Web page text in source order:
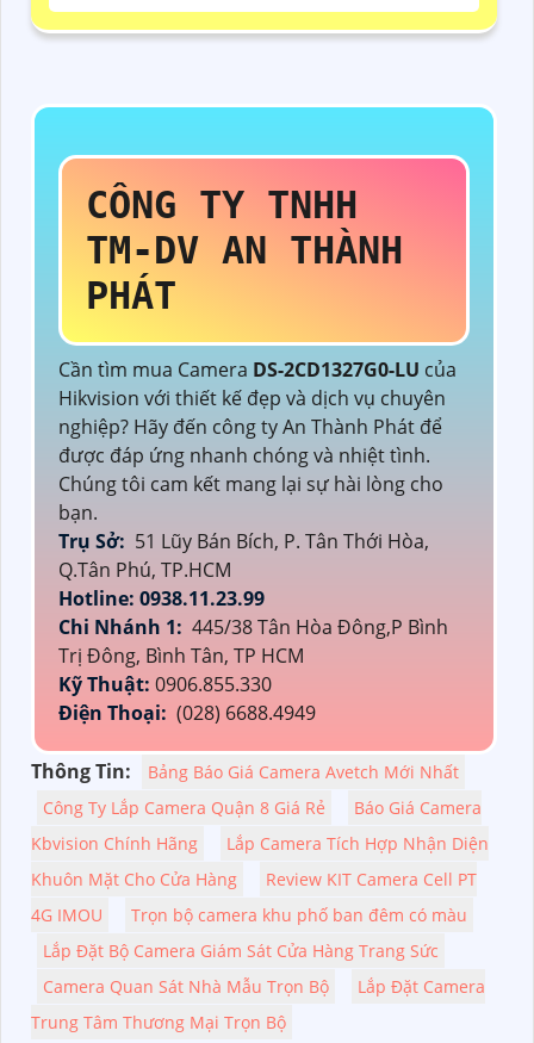
CÔNG TY TNHH
TM-DV AN THÀNH
PHÁT
Cần tìm mua Camera DS-2CD1327G0-LU của
Hikvision với thiết kế đẹp và dịch vụ chuyên
nghiệp? Hãy đến công ty An Thành Phát để
được đáp ứng nhanh chóng và nhiệt tình.
Chúng tôi cam kết mang lại sự hài lòng cho
bạn.
Trụ Sở: 51 Lũy Bán Bích, P. Tân Thới Hòa,
Q.Tân Phú, TP.HCM
Hotline: 0938.11.23.99
Chi Nhánh 1: 445/38 Tân Hòa Đông,P Bình
Trị Đông, Bình Tân, TP HCM
Kỹ Thuật: 0906.855.330
Điện Thoại: (028) 6688.4949
Thông Tin:
Bảng Báo Giá Camera Avetch Mới Nhất
Công Ty Lắp Camera Quận 8 Giá Rẻ
Báo Giá Camera
Kbvision Chính Hãng
Lắp Camera Tích Hợp Nhận Diện
Khuôn Mặt Cho Cửa Hàng
Review KIT Camera Cell PT
4G IMOU
Trọn bộ camera khu phố ban đêm có màu
Lắp Đặt Bộ Camera Giám Sát Cửa Hàng Trang Sức
Camera Quan Sát Nhà Mẫu Trọn Bộ
Lắp Đặt Camera
Trung Tâm Thương Mại Trọn Bộ